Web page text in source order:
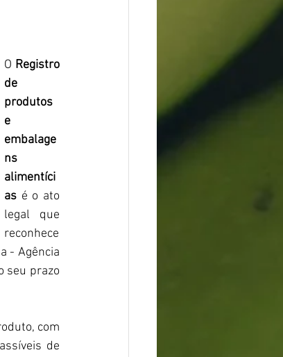
O Registro
de
produtos
e
embalage
ns
alimentíci
as é o ato
legal que
reconhece
- Agência
seu prazo
com
de